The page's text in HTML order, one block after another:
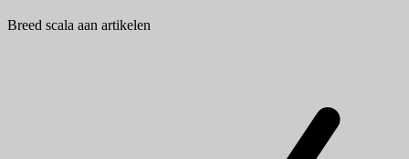
Breed scala aan artikelen